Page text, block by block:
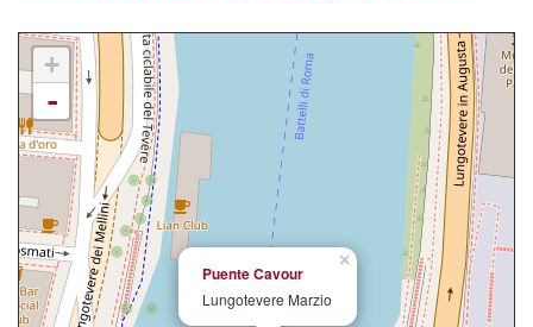
×
Puente Cavour
Lungotevere Marzio
+
-